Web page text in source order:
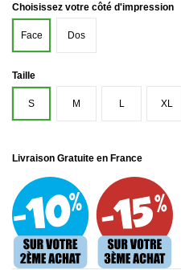
Choisissez votre côté d'impression
Face Dos
Taille
S M L XL
Livraison Gratuite en France